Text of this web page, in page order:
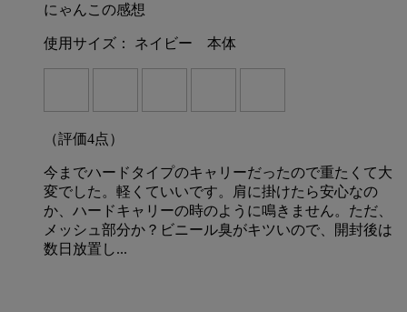
にゃんこの感想
使用サイズ： ネイビー 本体
（評価4点）
今までハードタイプのキャリーだったので重たくて大
変でした。軽くていいです。肩に掛けたら安心なの
か、ハードキャリーの時のように鳴きません。ただ、
メッシュ部分か？ビニール臭がキツいので、開封後は
数日放置し...